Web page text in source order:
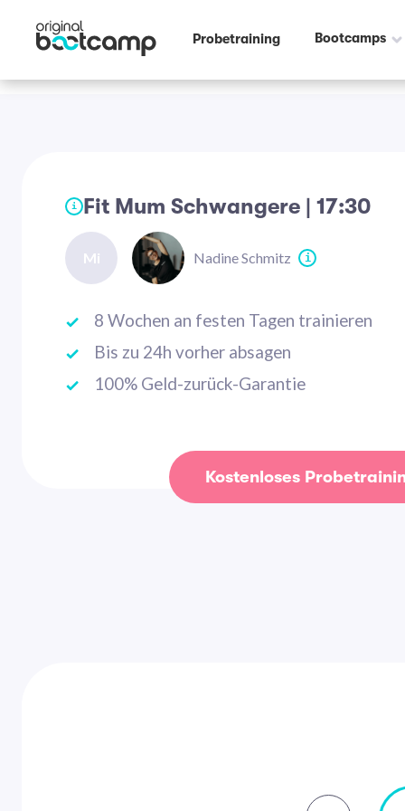
Probetraining Bootcamps
i Fit Mum Schwangere | 17:30
Mi Nadine Schmitz i
8 Wochen an festen Tagen trainieren
Bis zu 24h vorher absagen
100% Geld-zurück-Garantie
Kostenloses